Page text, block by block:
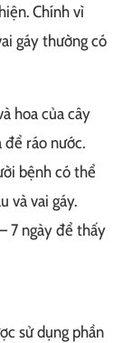
Chính vì
gáy thường có
hoa của cây
để ráo nước.
bệnh có thể
và vai gáy.
7 ngày để thấy
sử dụng phần